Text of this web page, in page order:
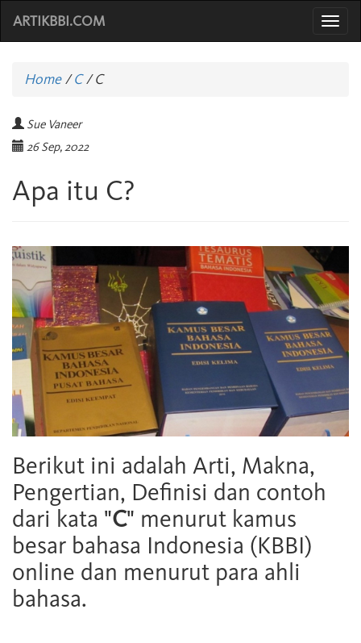
ARTIKBBI.COM
Home/C /C
Sue Vaneer
26 Sep, 2022
Apa itu C?
Berikut ini adalah Arti, Makna,
Pengertian, Definisi dan contoh
dari kata "C" menurut kamus
besar bahasa Indonesia (KBBI)
online dan menurut para ahli
bahasa.